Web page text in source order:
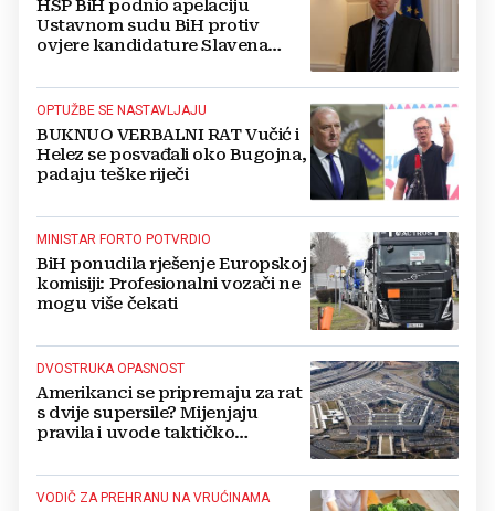
HSP BiH podnio apelaciju
Ustavnom sudu BiH protiv
ovjere kandidature Slavena
OPTUŽBE SE NASTAVLJAJU
BUKNUO VERBALNI RAT Vučić i
Helez se posvađali oko Bugojna,
padaju teške riječi
MINISTAR FORTO POTVRDIO
BiH ponudila rješenje Europskoj
komisiji: Profesionalni vozači ne
mogu više čekati
DVOSTRUKA OPASNOST
Amerikanci se pripremaju za rat
s dvije supersile? Mijenjaju
pravila i uvode taktičko
VODIČ ZA PREHRANU NA VRUĆINAMA